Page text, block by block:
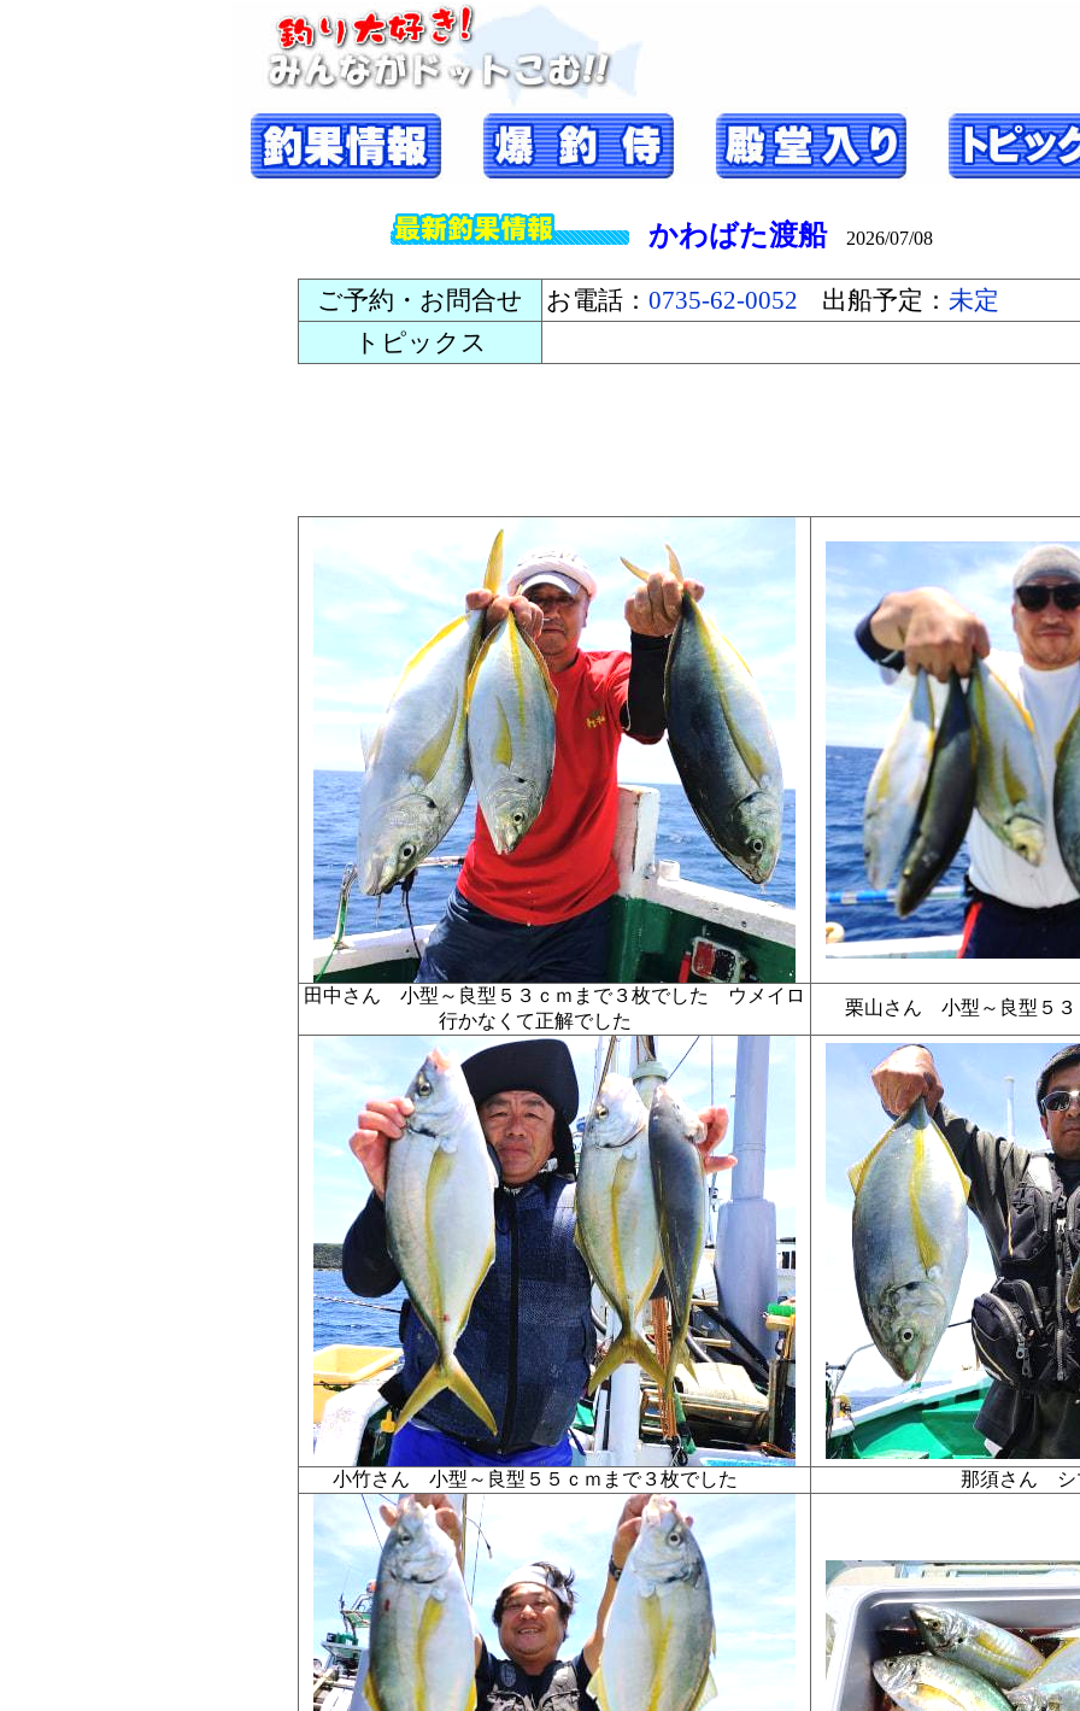
かわばた渡船2026/07/08
ご予約・お問合せ お電話： 0735-62-0052 出船予定： 未定
トピックス
田中さん 小型～良型５３ｃｍまで３枚でした ウメイロ
行かなくて正解でした
栗山さん 小型～良型５
小竹さん 小型～良型５５ｃｍまで３枚でした 那須さん